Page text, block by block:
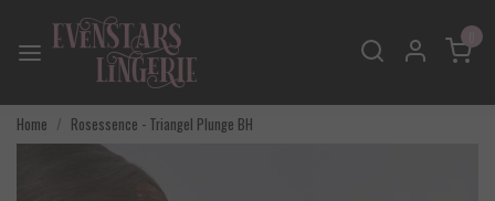
Home Rosessence - Triangel Plunge BH